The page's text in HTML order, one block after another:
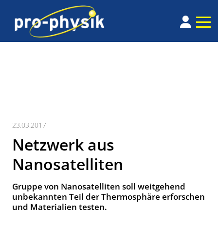
23.03.2017
Netzwerk aus
Nanosatelliten
Gruppe von Nanosatelliten soll weitgehend
unbekannten Teil der Thermosphäre erforschen
und Materialien testen.